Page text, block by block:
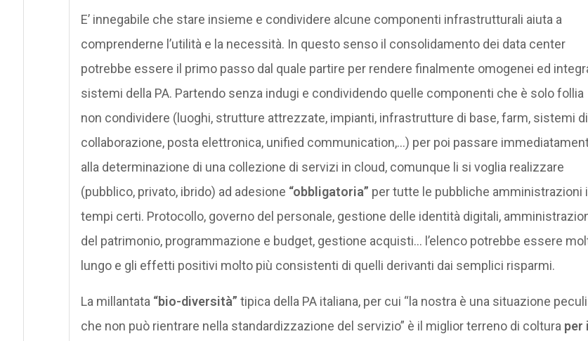
E’ innegabile che stare insieme e condividere alcune componenti infrastrutturali aiuta a
comprenderne l’utilità e la necessità. In questo senso il consolidamento dei data center
potrebbe essere il primo passo dal quale partire per rendere finalmente omogenei ed
sistemi della PA. Partendo senza indugi e condividendo quelle componenti che è solo follia
non condividere (luoghi, strutture attrezzate, impianti, infrastrutture di base, farm, sistemi di
collaborazione, posta elettronica, unified communication,…) per poi passare
alla determinazione di una collezione di servizi in cloud, comunque li si voglia realizzare
(pubblico, privato, ibrido) ad adesione “obbligatoria” per tutte le pubbliche amministrazioni
tempi certi. Protocollo, governo del personale, gestione delle identità digitali,
del patrimonio, programmazione e budget, gestione acquisti… l’elenco potrebbe essere
lungo e gli effetti positivi molto più consistenti di quelli derivanti dai semplici risparmi.
La millantata “bio-diversità” tipica della PA italiana, per cui “la nostra è una situazione
che non può rientrare nella standardizzazione del servizio” è il miglior terreno di coltura per i